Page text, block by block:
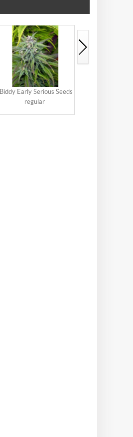
Biddy Early Serious Seeds
regular